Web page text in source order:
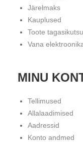
Järelmaks
Kauplused
Toote
Vana
MINU
Tellimused
Allalaadimised
Aadressid
Konto andmed